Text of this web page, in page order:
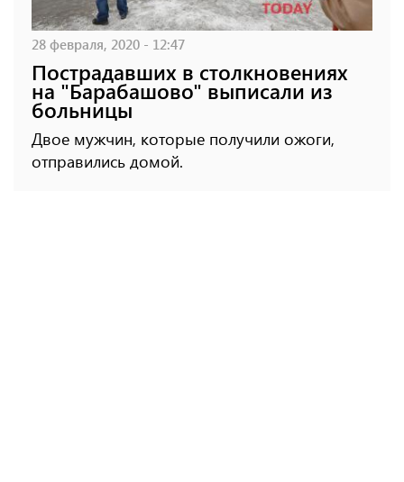
28 февраля, 2020 - 12:47
Пострадавших в столкновениях
на "Барабашово" выписали из
больницы
Двое мужчин, которые получили ожоги,
отправились домой.